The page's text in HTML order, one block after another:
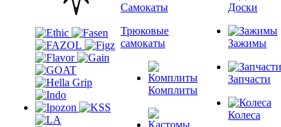
Самокаты
Трюковые
самокаты
Комплиты
Доски
Зажимы
Запчасти
Колеса